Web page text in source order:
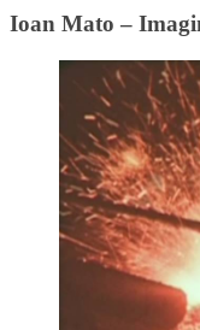
Ioan Mato –